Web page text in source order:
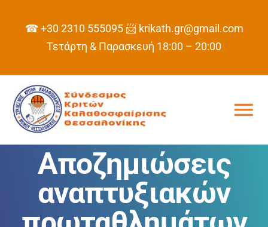
☎ +30 2310 555095 📨 krikath.gr@gmail.com
Τετάρτη & Παρασκευή 18:00 – 20:00
ΑΡΧΙΚΗ
ΣΥΝΔΕΣΜΟΣ
Αποζημιώσεις
αναπτυξιακών